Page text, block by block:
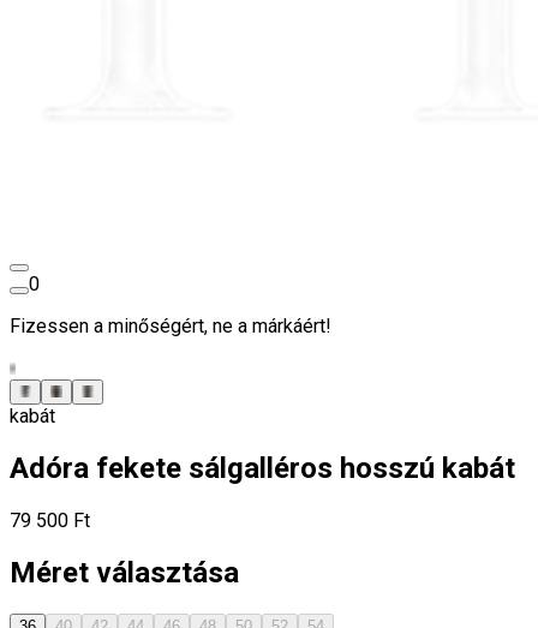
0
Fizessen a minőségért, ne a márkáért!
kabát
Adóra fekete sálgalléros hosszú kabát
79 500 Ft
Méret választása